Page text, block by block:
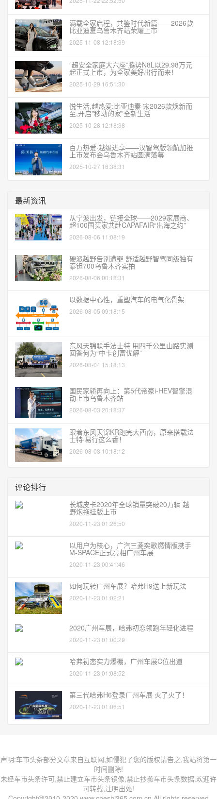
满载全家启程，共鉴时代新篇——2026款
比亚迪夏乌鲁木齐站荣耀上市
2025-11-08 12:18:39
“超安全家庭大六座”腾势N8L以29.98万元
起正式上市，为全家美好出行而来！
2025-10-29 16:51:30
悦生活,越热爱:比亚迪秦·宋2026款焕新而
至,开启"移动的家"全新生活
2025-10-28 12:18:38
百万热爱·越级进享——汉智驾版领航加推
上市发布会乌鲁木齐站圆满落幕
2025-10-27 16:38:31
最新资讯
从宁波出发，链接全球——2029家展商、
超100国买家共赴CAPAFAIR“出海之约”
2026-08-06 11:08:19
硬派越野告别遭罪 舒适越野智驾同级独有
泰钽700乌鲁木齐实拍
2026-08-06 00:18:31
以数据中心性，重塑汽车的电气化骨架
2026-08-05 09:18:15
东风天锦联手法士特 用四千公里山路实测
回答何为“中卡创富优解”
2026-08-04 15:18:13
国民家轿再向上：第5代帝豪i-HEV智擎混
动上市乌鲁木齐站
2026-08-03 20:18:37
跟着东风天锦KR跑完大西南，原来搭载法
士特·易行这么香！
2026-08-03 10:18:12
评论排行
长城皮卡2020年全球销量突破20万辆 越
野炮拖挂版上市
2020-11-23 01:26:50
以用户为核心，广汽三菱奕歌燃情版携手
M-SPACE正式亮相广州车展
2020-11-23 00:41:46
如何玩转广州车展？哈弗H9送上新玩法
2020-11-23 01:02:21
2020广州车展，哈弗初恋领跑年轻化进程
2020-11-23 01:00:29
哈弗初恋实力爆棚，广州车展C位出道
2020-11-23 01:08:52
第三代哈弗H6登录广州车展 火了火了！
2020-11-23 01:06:51
声明:车市头条部分文章来自互联网,如侵犯了您的版权请告之,我站将第一
时间删除!
未经车市头条许可,禁止建立车市头条镜像,禁止抄袭车市头条数据.欢迎许
可转载,注明出处!